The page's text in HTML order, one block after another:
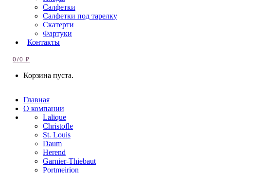
Салфетки
Салфетки под тарелку
Скатерти
Фартуки
Контакты
0/0₽
Корзина пуста.
Главная
О компании
Lalique
Christofle
St. Louis
Daum
Herend
Garnier-Thiebaut
Portmeirion